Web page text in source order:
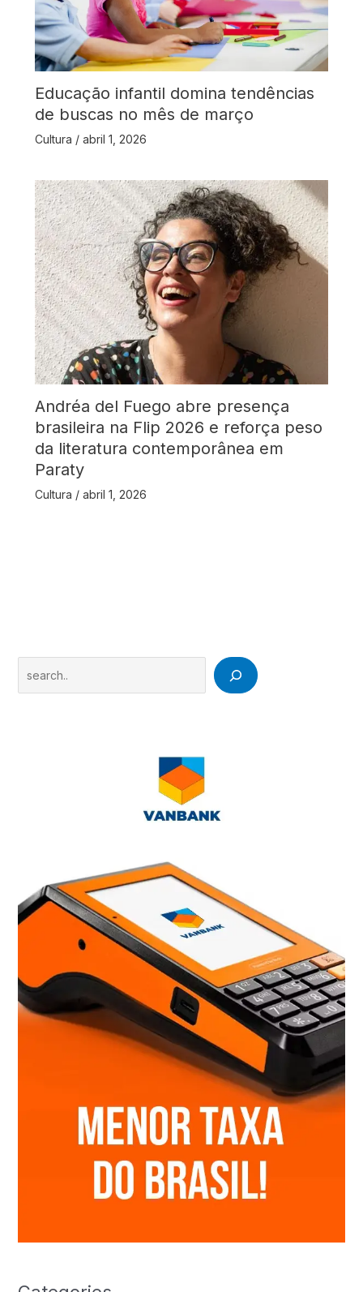
Educação infantil domina tendências
de buscas no mês de março
Cultura / abril 1, 2026
Andréa del Fuego abre presença
brasileira na Flip 2026 e reforça peso
da literatura contemporânea em
Paraty
Cultura / abril 1, 2026